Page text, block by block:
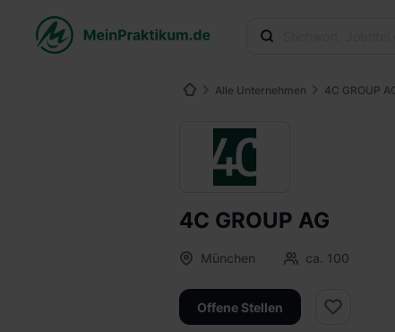
Alle Unternehmen 4C GROUP
4C GROUP AG
München ca. 100
Offene Stellen